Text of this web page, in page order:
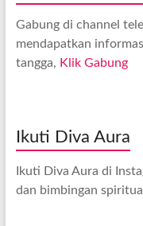
Gabung di channel
mendapatkan
tangga, Klik Gabung
Ikuti Diva Aura
Ikuti Diva Aura di
dan bimbingan